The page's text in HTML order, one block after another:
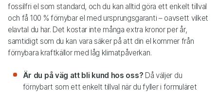
fossilfri el som standard, och du kan alltid göra ett enkelt tillval
och få 100 % förnybar el med ursprungsgaranti – oavsett vilket
elavtal du har. Det kostar inte många extra kronor per år,
samtidigt som du kan vara säker på att din el kommer från
förnybara kraftkällor med låg klimatpåverkan.
Är du på väg att bli kund hos oss? Då väljer du
förnybart som ett enkelt tillval när du fyller i formuläret